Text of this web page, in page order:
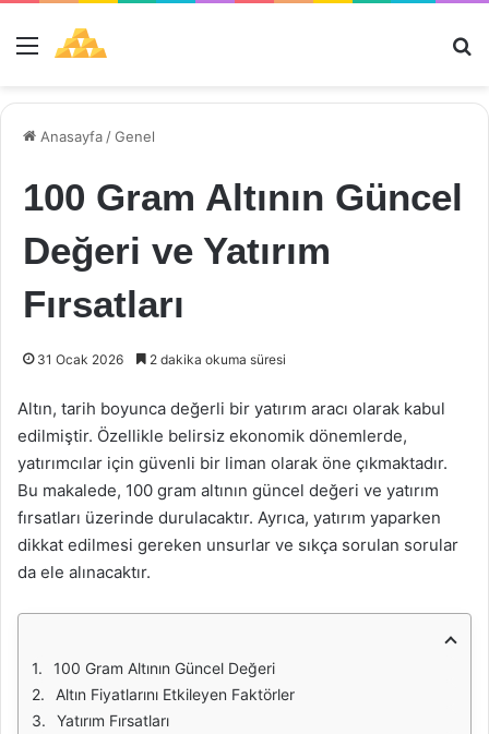
Menü
Anasayfa /Genel
100 Gram Altının Güncel
Değeri ve Yatırım
Fırsatları
31 Ocak 2026 2 dakika okuma süresi
Altın, tarih boyunca değerli bir yatırım aracı olarak kabul
edilmiştir. Özellikle belirsiz ekonomik dönemlerde,
yatırımcılar için güvenli bir liman olarak öne çıkmaktadır.
Bu makalede, 100 gram altının güncel değeri ve yatırım
fırsatları üzerinde durulacaktır. Ayrıca, yatırım yaparken
dikkat edilmesi gereken unsurlar ve sıkça sorulan sorular
da ele alınacaktır.
100 Gram Altının Güncel Değeri
Altın Fiyatlarını Etkileyen Faktörler
Yatırım Fırsatları